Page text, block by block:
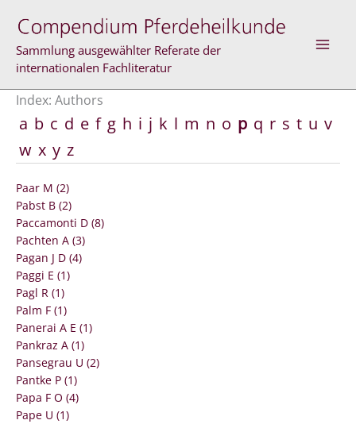
content
Sammlung ausgewählter Referate der
internationalen Fachliteratur
Index: Authors
a b c d e f g h i j k l m n o p q r s t u v
w x y z
Paar M (2)
Pabst B (2)
Paccamonti D (8)
Pachten A (3)
Pagan J D (4)
Paggi E (1)
Pagl R (1)
Palm F (1)
Panerai A E (1)
Pankraz A (1)
Pansegrau U (2)
Pantke P (1)
Papa F O (4)
Pape U (1)